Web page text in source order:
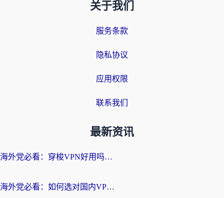
关于我们
服务条款
隐私协议
应用权限
联系我们
最新资讯
海外党必看：穿梭VPN好用吗？和云帆VPN对比哪个回国效果更好？附真实测评+避坑指南
海外党必看：如何选对国内VPN，实现无缝访问国内资源？